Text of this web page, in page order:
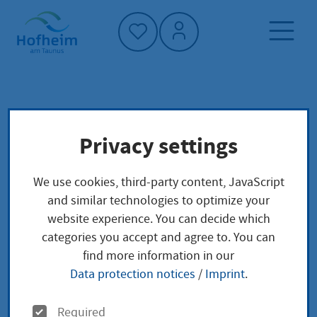
Home"
Gemeinschaftlicher Erbschein Erteilung Vor-
Gemeinschaftlicher
Erbschein Erteilung
Vor- bzw. Nacherbe
Privacy settings
We use cookies, third-party content, JavaScript
and similar technologies to optimize your
website experience. You can decide which
categories you accept and agree to. You can
find more information in our
Data protection notices / Imprint.
O
Required